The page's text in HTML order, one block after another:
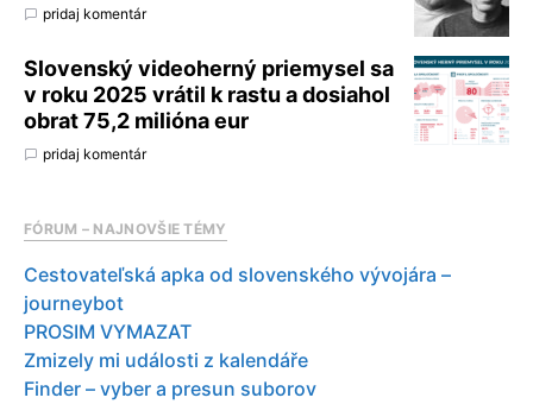
pridaj komentár
Slovenský videoherný priemysel sa
v roku 2025 vrátil k rastu a dosiahol
obrat 75,2 milióna eur
pridaj komentár
FÓRUM – NAJNOVŠIE TÉMY
Cestovateľská apka od slovenského vývojára –
journeybot
PROSIM VYMAZAT
Zmizely mi události z kalendáře
Finder – vyber a presun suborov